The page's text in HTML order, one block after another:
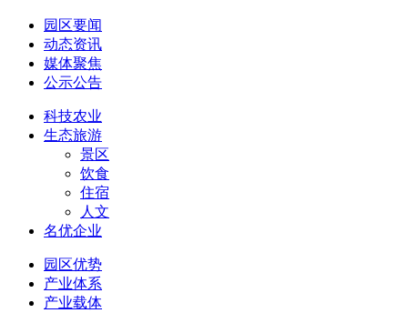
园区要闻
动态资讯
媒体聚焦
公示公告
科技农业
生态旅游
景区
饮食
住宿
人文
名优企业
园区优势
产业体系
产业载体